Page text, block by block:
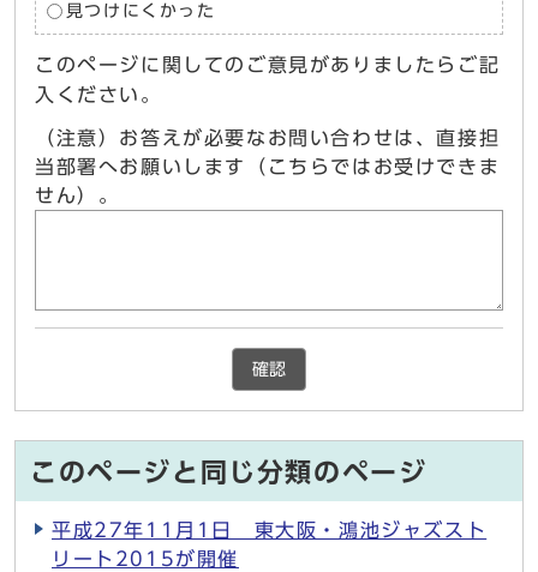
見つけにくかった
このページに関してのご意見がありましたらご記
入ください。
（注意）お答えが必要なお問い合わせは、直接担
当部署へお願いします（こちらではお受けできま
せん）。
確認
このページと同じ分類のページ
平成27年11月1日 東大阪・鴻池ジャズスト
リート2015が開催